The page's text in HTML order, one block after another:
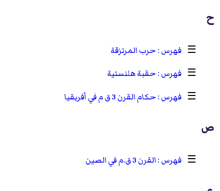
ح
☰
حرب المرتزقة
☰
حقبة هلنستية
☰
حكام القرن 3 ق م في أفريقيا
ص
☰ القرن 3 ق.م في الصين